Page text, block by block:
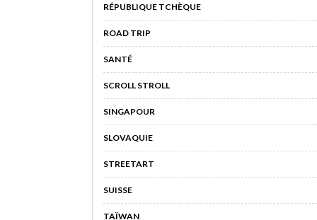
RÉPUBLIQUE TCHÈQUE
ROAD TRIP
SANTÉ
SCROLL STROLL
SINGAPOUR
SLOVAQUIE
STREETART
SUISSE
TAÏWAN